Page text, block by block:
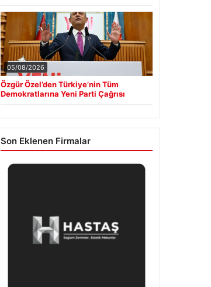
05/08/2026
Özgür Özel’den Türkiye’nin Tüm
Demokratlarına Yeni Parti Çağrısı
Son Eklenen Firmalar